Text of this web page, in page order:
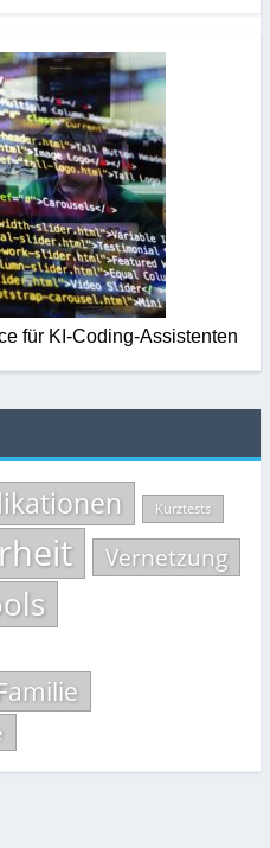
für KI-Coding-Assistenten
Kurztests
Vernetzung